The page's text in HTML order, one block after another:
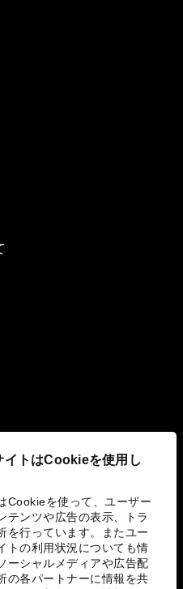
イトはCookieを使用し
Cookieを使って、ユーザー
テンツや広告の表示、トラ
を行っています。またユー
トの利用状況についても情
ーシャルメディアや広告配
の各パートナーに情報を共